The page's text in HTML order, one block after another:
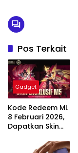
Pos Terkait
Gadget
Kode Redeem ML
8 Februari 2026,
Dapatkan Skin